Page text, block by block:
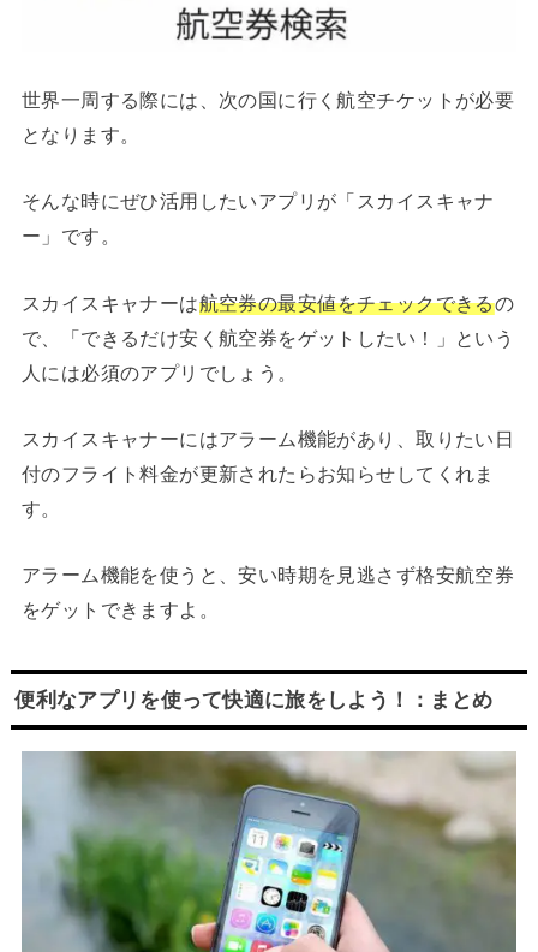
世界一周する際には、次の国に行く航空チケットが必要
となります。
そんな時にぜひ活用したいアプリが「スカイスキャナ
ー」です。
スカイスキャナーは航空券の最安値をチェックできるの
で、「できるだけ安く航空券をゲットしたい！」という
人には必須のアプリでしょう。
スカイスキャナーにはアラーム機能があり、取りたい日
付のフライト料金が更新されたらお知らせしてくれま
す。
アラーム機能を使うと、安い時期を見逃さず格安航空券
をゲットできますよ。
便利なアプリを使って快適に旅をしよう！：まとめ